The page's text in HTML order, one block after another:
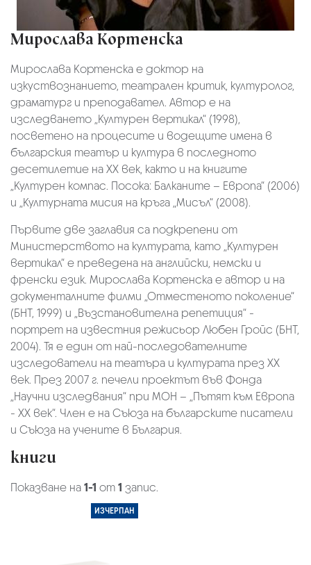
Мирослава Кортенска
Мирослава Кортенска е доктор на
изкуствознанието, театрален критик, културолог,
драматург и преподавател. Автор е на
изследването „Културен вертикал“ (1998),
посветено на процесите и водещите имена в
българския театър и култура в последното
десетилетие на ХХ век, както и на книгите
„Културен компас. Посока: Балканите – Европа“ (2006)
и „Културната мисия на кръга „Мисъл“ (2008).
Първите две заглавия са подкрепени от
Министерството на културата, като „Културен
вертикал“ е преведена на английски, немски и
френски език. Мирослава Кортенска е автор и на
документалните филми „Отместеното поколение“
(БНТ, 1999) и „Възстановителна репетиция“ -
портрет на известния режисьор Любен Гройс (БНТ,
2004). Тя е един от най-последователните
изследователи на театъра и културата през ХХ
век. През 2007 г. печели проектът във Фонда
„Научни изследвания“ при МОН – „Пътят към Европа
- ХХ век“. Член е на Съюза на българските писатели
и Съюза на учените в България.
книги
Показване на1-1 от1 запис.
ИЗЧЕРПАН